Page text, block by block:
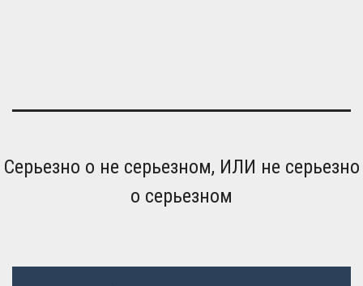
Серьезно о не серьезном, ИЛИ не серьезно
о серьезном